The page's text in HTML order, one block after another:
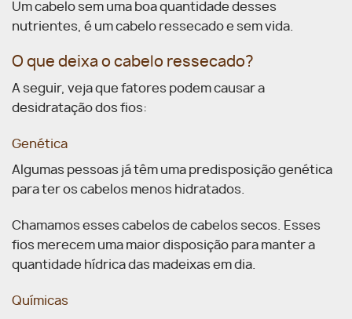
Um cabelo sem uma boa quantidade desses
nutrientes, é um cabelo ressecado e sem vida.
O que deixa o cabelo ressecado?
A seguir, veja que fatores podem causar a
desidratação dos fios:
Genética
Algumas pessoas já têm uma predisposição genética
para ter os cabelos menos hidratados.
Chamamos esses cabelos de cabelos secos. Esses
fios merecem uma maior disposição para manter a
quantidade hídrica das madeixas em dia.
Químicas